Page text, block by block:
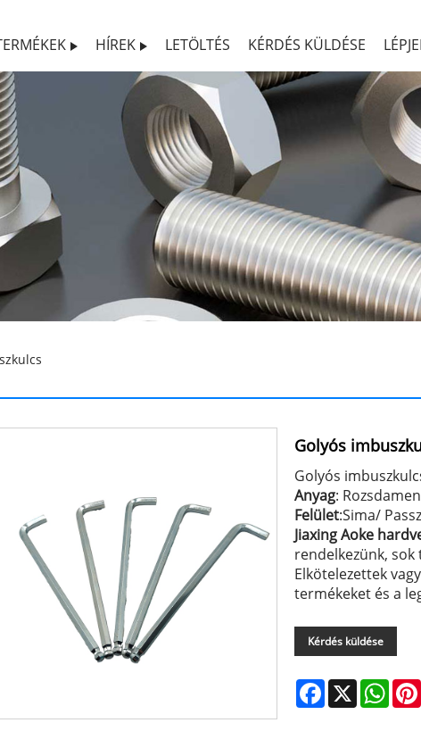
HÍREK LETÖLTÉS KÉRDÉS KÜLDÉSE
Golyós
Golyós
Anyag:
Felület:Sima/
Jiaxing Aoke
rendelkezünk,
Elkötelezettek
termékeket és a
Kérdés küldése
Facebook
X